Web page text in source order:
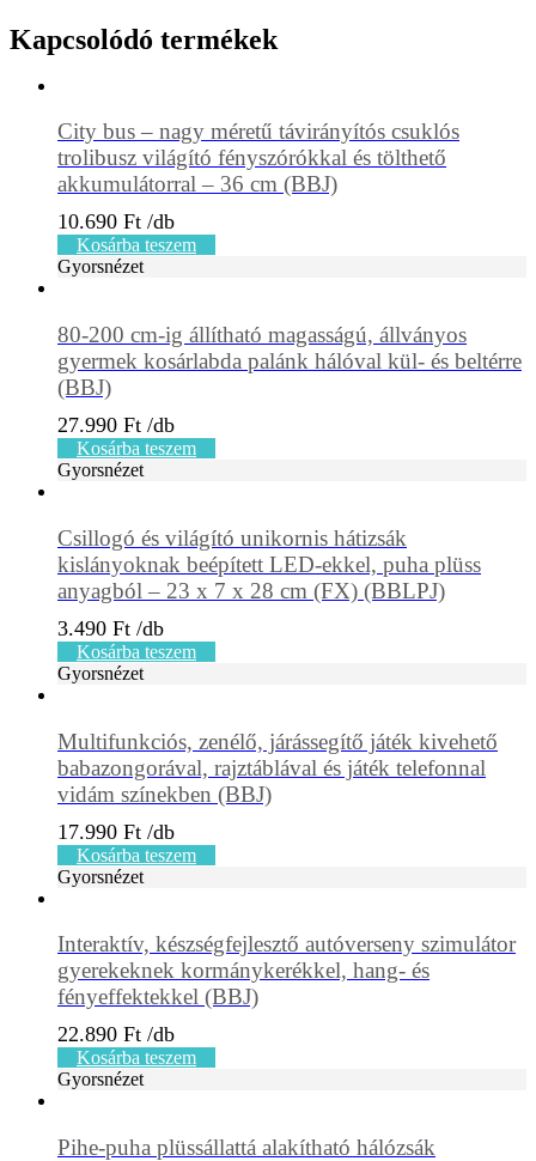
Kapcsolódó termékek
City bus – nagy méretű távirányítós csuklós
trolibusz világító fényszórókkal és tölthető
akkumulátorral – 36 cm (BBJ)
10.690 Ft
Kosárba teszem
Gyorsnézet
80-200 cm-ig állítható magasságú, állványos
gyermek kosárlabda palánk hálóval kül- és beltérre
(BBJ)
27.990 Ft
Kosárba teszem
Gyorsnézet
Csillogó és világító unikornis hátizsák
kislányoknak beépített LED-ekkel, puha plüss
anyagból – 23 x 7 x 28 cm (FX) (BBLPJ)
3.490 Ft
Kosárba teszem
Gyorsnézet
Multifunkciós, zenélő, járássegítő játék kivehető
babazongorával, rajztáblával és játék telefonnal
vidám színekben (BBJ)
17.990 Ft
Kosárba teszem
Gyorsnézet
Interaktív, készségfejlesztő autóverseny szimulátor
gyerekeknek kormánykerékkel, hang- és
fényeffektekkel (BBJ)
22.890 Ft
Kosárba teszem
Gyorsnézet
Pihe-puha plüssállattá alakítható hálózsák